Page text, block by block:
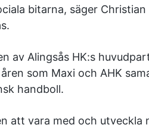
bitarna, säger
av Alingsås HK:s
som Maxi och AHK
handboll.
att vara med och utveckla